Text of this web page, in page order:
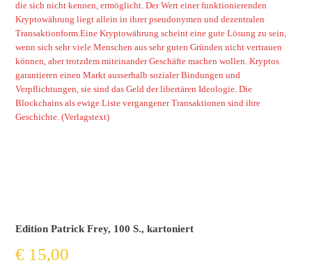
die sich nicht kennen, ermöglicht. Der Wert einer funktionierenden
Kryptowährung liegt allein in ihrer pseudonymen und dezentralen
Transaktionform.Eine Kryptowährung scheint eine gute Lösung zu sein,
wenn sich sehr viele Menschen aus sehr guten Gründen nicht vertrauen
können, aber trotzdem miteinander Geschäfte machen wollen. Kryptos
garantieren einen Markt ausserhalb sozialer Bindungen und
Verpflichtungen, sie sind das Geld der libertären Ideologie. Die
Blockchains als ewige Liste vergangener Transaktionen sind ihre
Geschichte. (Verlagstext)
Edition Patrick Frey, 100 S., kartoniert
€ 15,00